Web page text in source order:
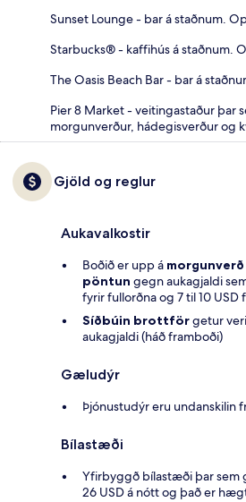
Sunset Lounge - bar á staðnum.
Starbucks® - kaffihús á staðnum.
The Oasis Beach Bar - bar á
Pier 8 Market - veitingastaður þar
morgunverður, hádegisverður og
Gjöld og reglur
Aukavalkostir
Boðið er upp á
pöntun gegn aukagjaldi
fyrir fullorðna og 7 til 10 USD
Síðbúin brottförgetur
aukagjaldi (háð framboði)
Gæludýr
Þjónustudýr eru undanskilin
Bílastæði
Yfirbyggð bílastæði þar sem
26 USD á nótt og það er